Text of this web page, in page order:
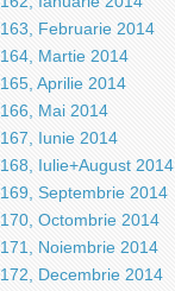
163, Februarie 2014
164, Martie 2014
165, Aprilie 2014
166, Mai 2014
167, Iunie 2014
168, Iulie+August 2014
169, Septembrie 2014
170, Octombrie 2014
171, Noiembrie 2014
172, Decembrie 2014